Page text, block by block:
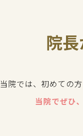
院
当院では、初めての
当院でぜひ